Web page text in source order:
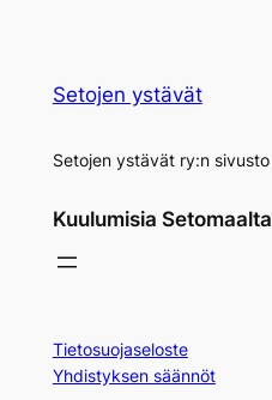
Setojen ystävät
Setojen ystävät ry:n sivusto
Kuulumisia Setomaalta
Tietosuojaseloste
Yhdistyksen säännöt